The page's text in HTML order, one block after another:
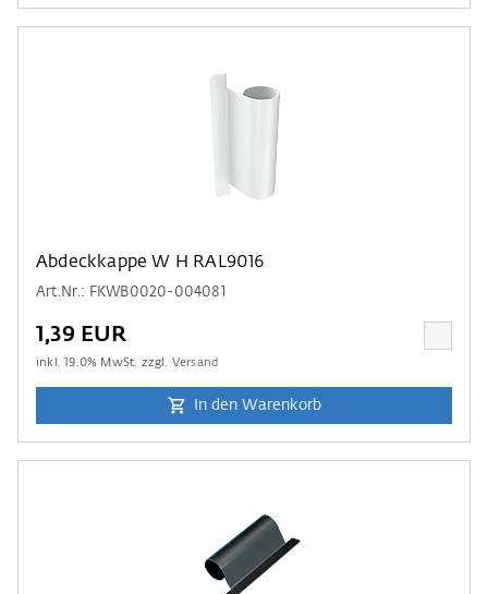
Abdeckkappe W H RAL9016
Art.Nr.: FKWB0020-004081
1,39 EUR
inkl.19.0% MwSt. zzgl. Versand
In den Warenkorb